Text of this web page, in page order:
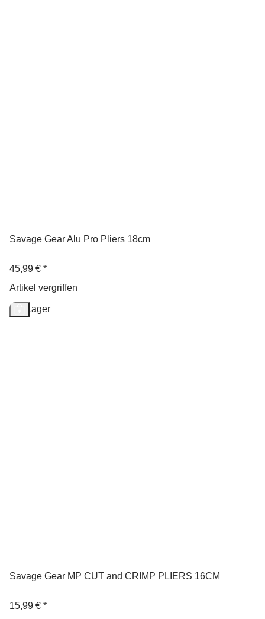
Savage Gear Alu Pro Pliers 18cm
45,99 € *
Artikel vergriffen
Auf Lager
Savage Gear MP CUT and CRIMP PLIERS 16CM
15,99 € *